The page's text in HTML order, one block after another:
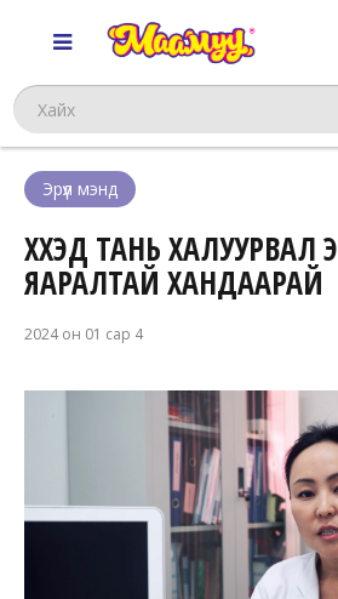
Хайх
Эрүүл мэнд
ХҮҮХЭД ТАНЬ
ЯАРАЛТАЙ ХАНДААРАЙ
2024 он 01 сар 4